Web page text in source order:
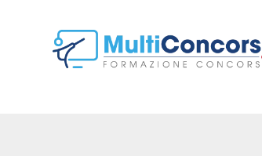
contenuto